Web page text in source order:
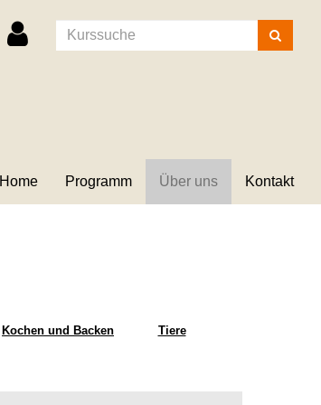
Kurse
suchen
Home Programm Über uns Kontakt
Kochen und Backen Tiere